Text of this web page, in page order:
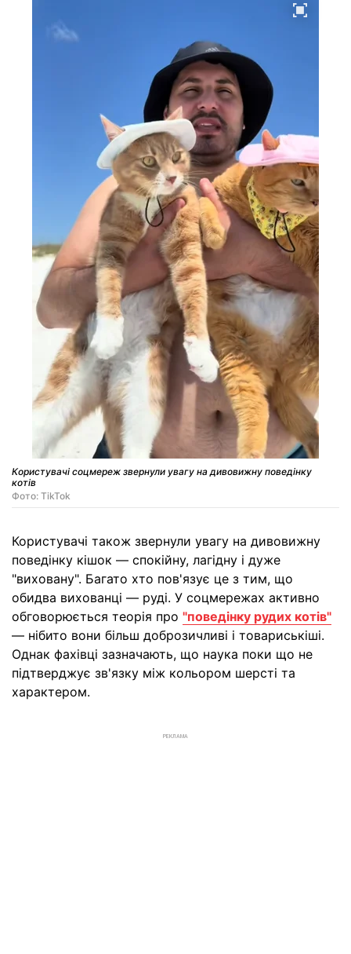
Користувачі соцмереж звернули увагу на дивовижну поведінку
котів
Фото: TikTok
Користувачі також звернули увагу на дивовижну
поведінку кішок — спокійну, лагідну і дуже
"виховану". Багато хто пов'язує це з тим, що
обидва вихованці — руді. У соцмережах активно
обговорюється теорія про "поведінку рудих котів"
— нібито вони більш доброзичливі і товариськіші.
Однак фахівці зазначають, що наука поки що не
підтверджує зв'язку між кольором шерсті та
характером.
РЕКЛАМА